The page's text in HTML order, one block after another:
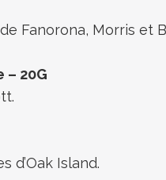
Fanorona, Morris et
– 20G
d’Oak Island.